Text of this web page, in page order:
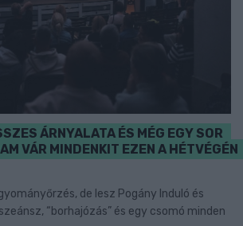
ÁRNYALATA ÉS MÉG EGY SOR
VÁR MINDENKIT EZEN A HÉTVÉGÉN
de lesz Pogány Induló és
“borhajózás” és egy csomó minden